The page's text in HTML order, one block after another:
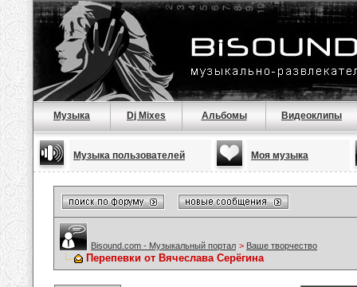
Музыка Dj Mixes Альбомы Видеоклипы
Музыка пользователей Моя музыка
Bisound.com - Музыкальный портал > Ваше творчество
Перепевки от Вячеслава Серёгина